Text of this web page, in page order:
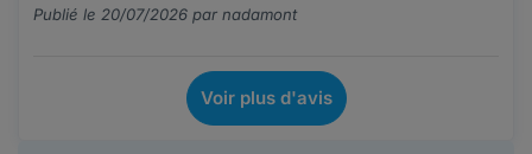
Publié le 20/07/2026 par nadamont
Voir plus d'avis